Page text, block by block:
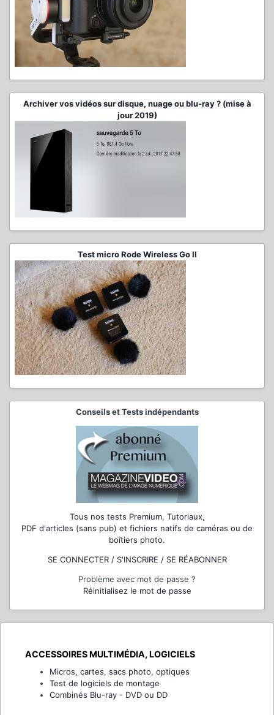
Archiver vos vidéos sur disque, nuage ou blu-ray ? (mise à
jour 2019)
Test micro Rode Wireless Go II
Conseils et Tests indépendants
Tous nos tests Premium, Tutoriaux,
PDF d'articles (sans pub) et fichiers natifs de caméras ou de
boîtiers photo.
SE CONNECTER / S'INSCRIRE / SE RÉABONNER
Problème avec mot de passe ?
Réinitialisez le mot de passe
ACCESSOIRES MULTIMÉDIA, LOGICIELS
Micros, cartes, sacs photo, optiques
Test de logiciels de montage
Combinés Blu-ray - DVD ou DD